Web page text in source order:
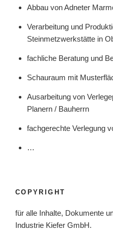
Abbau von Adneter
Verarbeitung und
Steinmetzwerkstätte in
fachliche Beratung und
Schauraum mit
Ausarbeitung von
Planern / Bauherrn
fachgerechte Verlegung
…
COPYRIGHT
für alle Inhalte, Dokumente
Industrie Kiefer GmbH.